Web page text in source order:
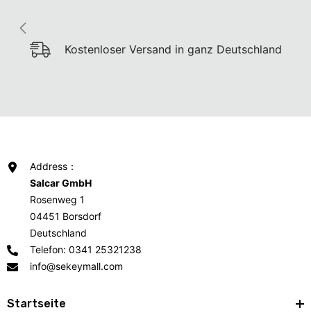
Kostenloser Versand in ganz Deutschland
Address：
Salcar GmbH
Rosenweg 1
04451 Borsdorf
Deutschland
Telefon: 0341 25321238
info@sekeymall.com
Startseite